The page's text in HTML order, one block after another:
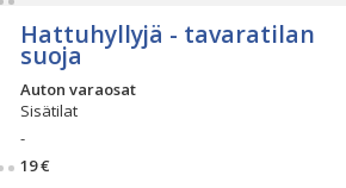
Hattuhyllyjä - tavaratilan
suoja
Auton varaosat
Sisätilat
-
19 €